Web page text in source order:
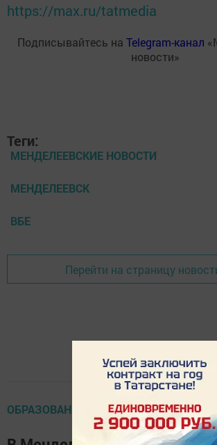
https://max.ru/tatmedia
Подписывайтесь на Telegram-канал
новости»
Теги:
МЕНДЕЛЕЕВСКИЕ НОВОСТИ
МЕНДЕЛЕЕВСК
ВБЕ
Перейти на страницу
ОБРАЗОВАНИЕ